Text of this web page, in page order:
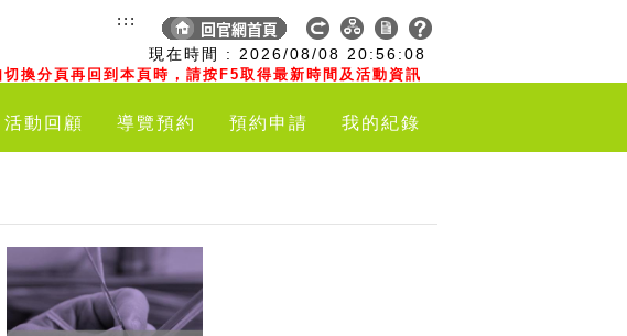
現在時間 : 2026/08/08 20:56:09
切換分頁再回到本頁時，請按F5取得最新時間及活動資訊
:::
活動回顧 導覽預約 預約申請 我的紀錄